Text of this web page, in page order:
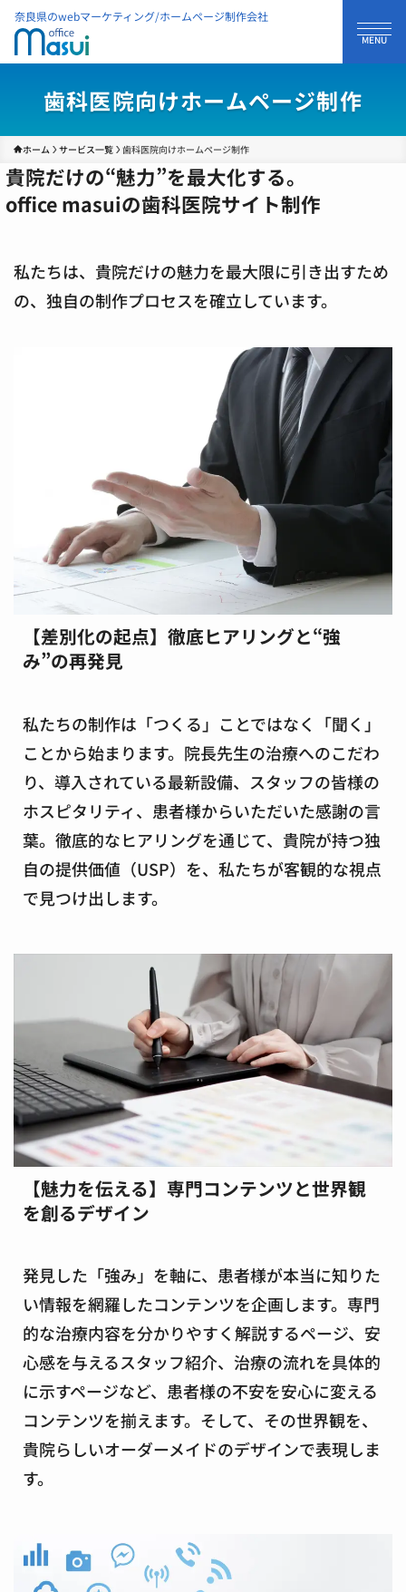
奈良県のwebマーケティング/ホームページ制作会社
歯科医院向けホームページ制作
ホーム サービス一覧 歯科医院向けホームページ制作
貴院だけの“魅力”を最大化する。
office masuiの歯科医院サイト制作
私たちは、貴院だけの魅力を最大限に引き出すため
の、独自の制作プロセスを確立しています。
【差別化の起点】徹底ヒアリングと“強
み”の再発見
私たちの制作は「つくる」ことではなく
「聞く」
ことから始まります。院長先生の治療へのこだわ
り、導入されている最新設備、スタッフの皆様の
ホスピタリティ、患者様からいただいた感謝の言
葉。徹底的なヒアリングを通じて、貴院が持つ独
自の提供価値（USP）を、私たちが客観的な視点
で見つけ出します。
【魅力を伝える】専門コンテンツと世界観
を創るデザイン
発見した「強み」を軸に、患者様が本当に知りた
い情報を網羅したコンテンツを企画します。専門
的な治療内容を分かりやすく解説するページ、安
心感を与えるスタッフ紹介、治療の流れを具体的
に示すページなど、患者様の不安を安心に変える
コンテンツを揃えます。そして、その世界観を、
貴院らしいオーダーメイドのデザインで表現しま
す。